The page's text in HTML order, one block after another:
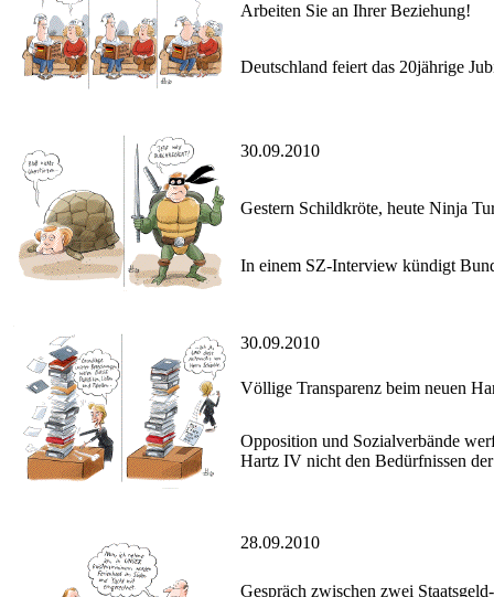
Arbeiten Sie an Ihrer Beziehung!
Deutschland feiert das 20jährige
30.09.2010
Gestern Schildkröte, heute Ninja
In einem SZ-Interview kündigt
30.09.2010
Völlige Transparenz beim neuen
Opposition und Sozialverbände
Hartz IV nicht den Bedürfnissen
28.09.2010
Gespräch zwischen zwei